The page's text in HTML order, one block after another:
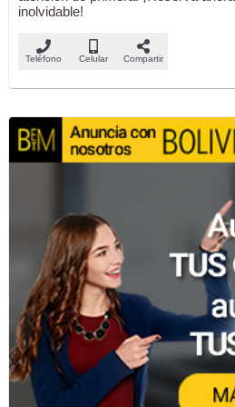
inolvidable!
Teléfono Celular Compartir